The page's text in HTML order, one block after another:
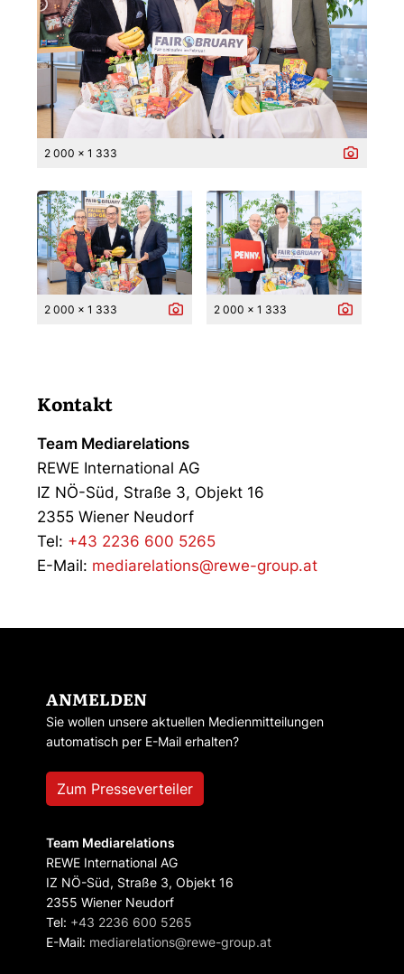
2 000 x 1 333
2 000 x 1 333 2 000 x 1 333
Kontakt
Team Mediarelations
REWE International AG
IZ NÖ-Süd, Straße 3, Objekt 16
2355 Wiener Neudorf
Tel: +43 2236 600 5265
E-Mail: mediarelations@rewe-group.at
ANMELDEN
Sie wollen unsere aktuellen Medienmitteilungen
automatisch per E-Mail erhalten?
Zum Presseverteiler
Team Mediarelations
REWE International AG
IZ NÖ-Süd, Straße 3, Objekt 16
2355 Wiener Neudorf
Tel: +43 2236 600 5265
E-Mail: mediarelations@rewe-group.at